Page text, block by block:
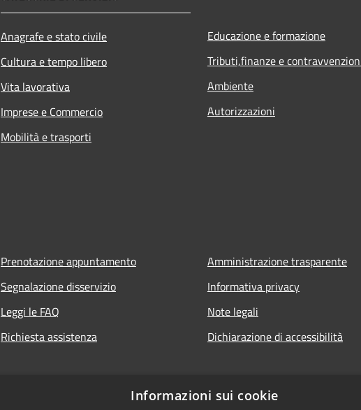
Anagrafe e stato civile
Cultura e tempo libero
Vita lavorativa
Imprese e Commercio
Mobilità e trasporti
Educazione e formazione
Tributi,finanze e
Ambiente
Autorizzazioni
Prenotazione appuntamento
Segnalazione disservizio
Leggi le FAQ
Richiesta assistenza
Amministrazione trasparente
Informativa privacy
Note legali
Dichiarazione di accessibilità
Informazioni sui cookie